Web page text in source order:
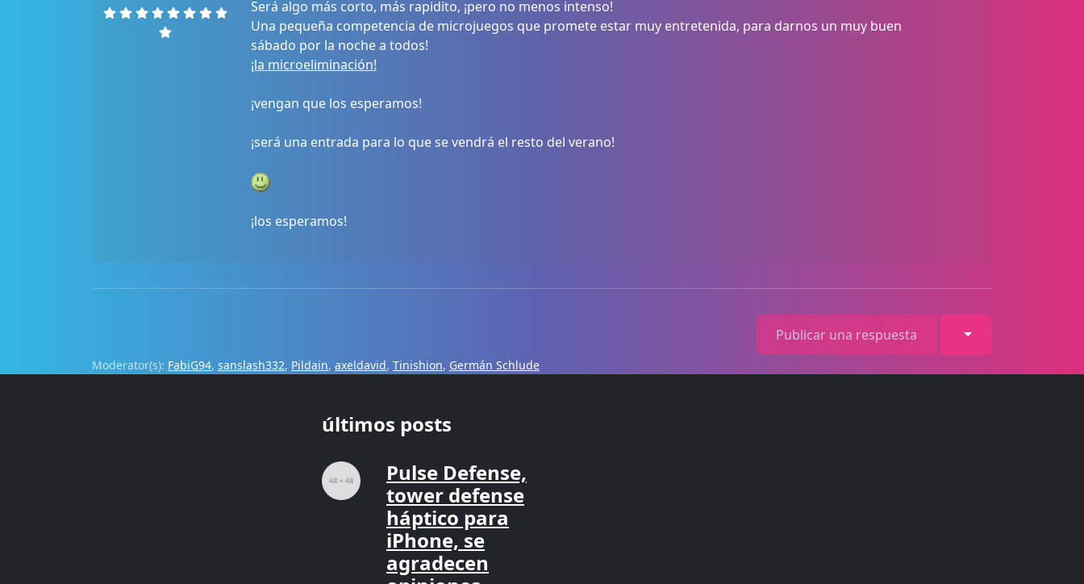
Será algo más corto, más rapidito, ¡pero no menos intenso!
Una pequeña competencia de microjuegos que promete estar muy entretenida, para darnos un muy buen
sábado por la noche a todos!
¡la microeliminación!
¡vengan que los esperamos!
¡será una entrada para lo que se vendrá el resto del verano!
¡los esperamos!
Publicar una respuesta Toggle Dropdown
Moderator(s): FabiG94, sanslash332, Pildain, axeldavid, Tinishion, Germán Schlude
últimos posts
Pulse Defense,
tower defense
háptico para
iPhone, se
agradecen